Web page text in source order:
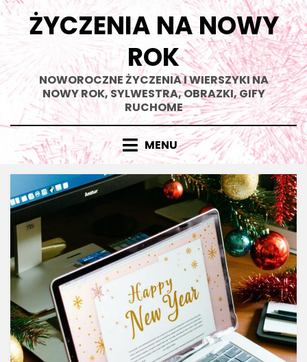
Skip
ŻYCZENIA NA NOWY
ROK
NOWOROCZNE ŻYCZENIA I WIERSZYKI NA
NOWY ROK, SYLWESTRA, OBRAZKI, GIFY
RUCHOME
MENU